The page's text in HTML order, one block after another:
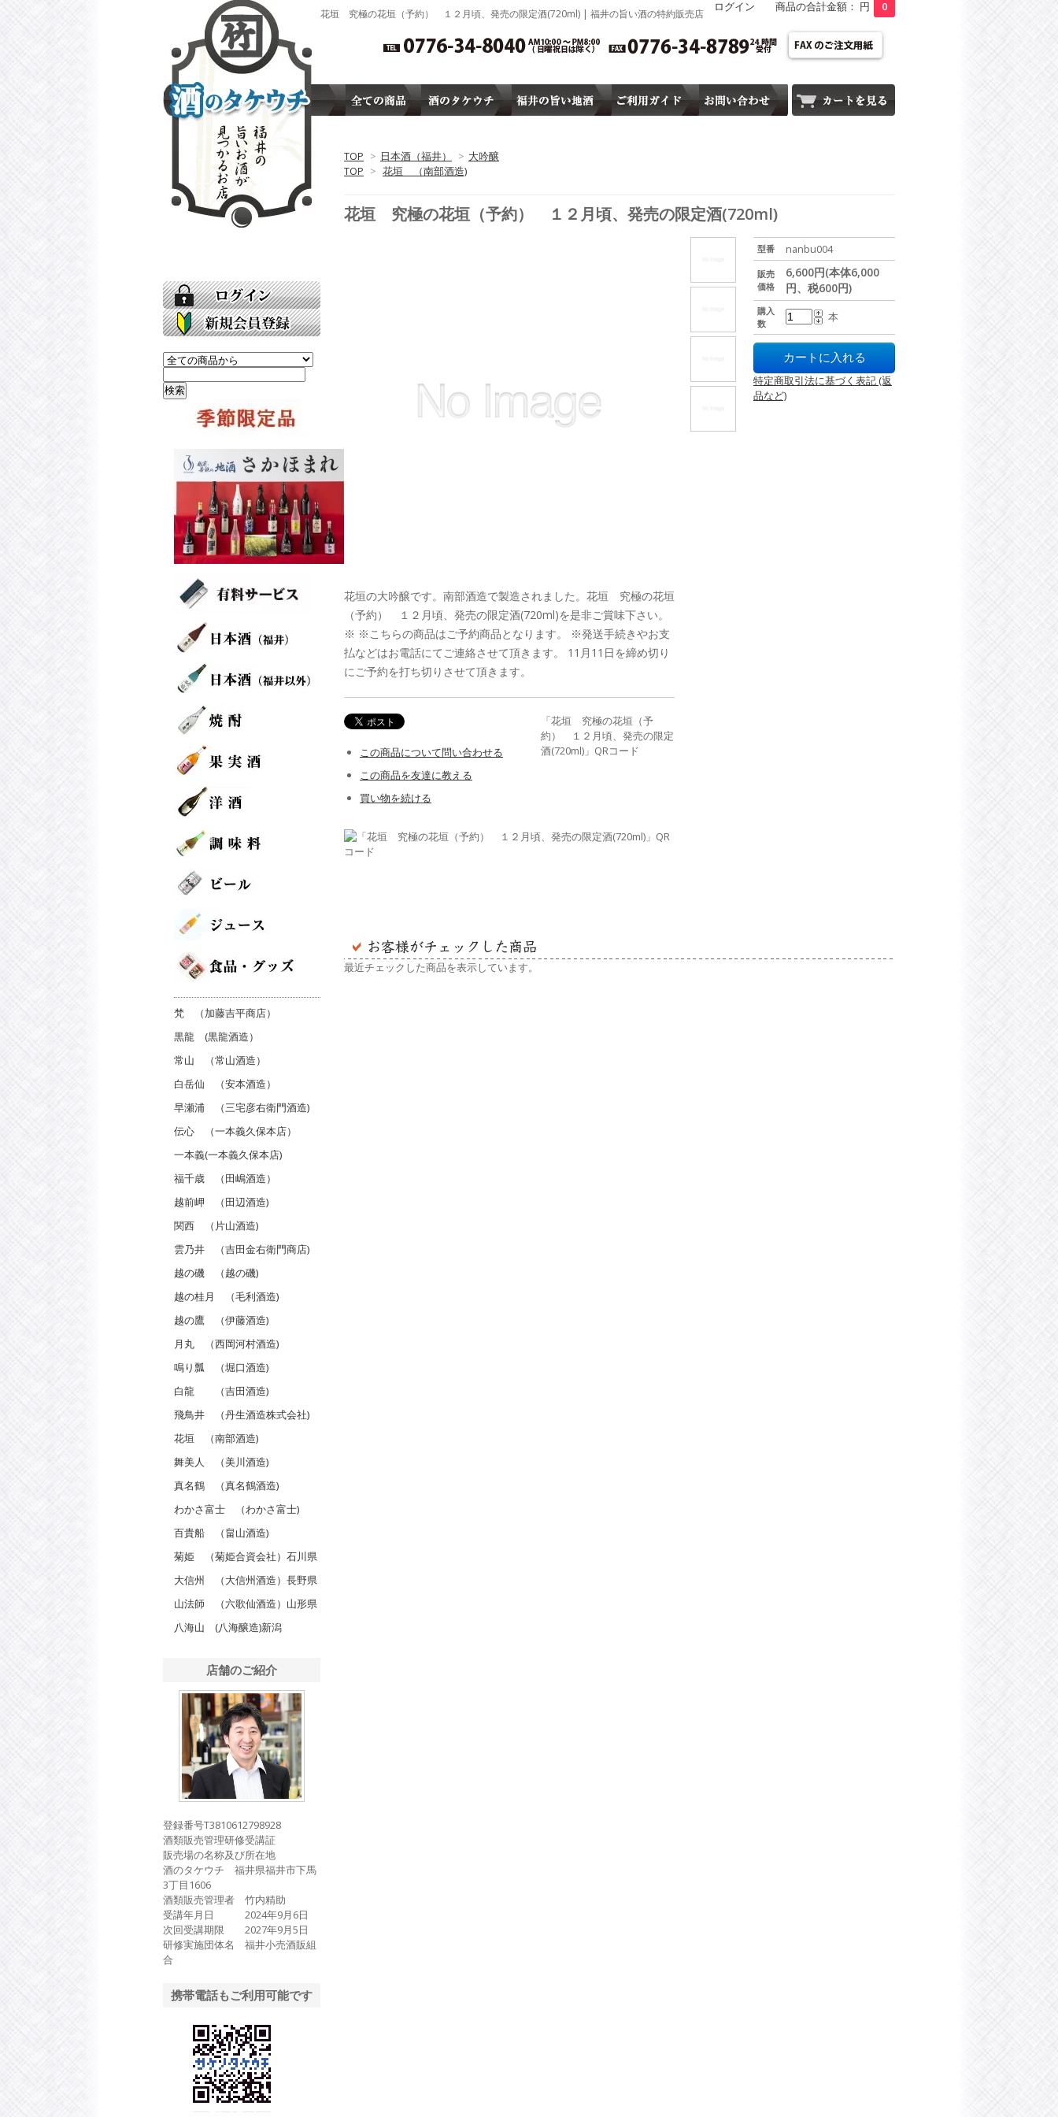
花垣 究極の花垣（予約） １２月頃、発売の限定酒(720ml) | 福井の旨い酒の特約販売店
「酒のタケウチ」
ログイン 商品の合計金額： 円 0
TOP > 日本酒（福井） > 大吟醸
TOP > 花垣 （南部酒造)
花垣 究極の花垣（予約） １２月頃、発売の限定酒(720ml)
型番 nanbu004
販売
価格
6,600円(本体6,000
円、税600円)
購入
数
本
特定商取引法に基づく表記 (返
品など)
花垣の大吟醸です。南部酒造で製造されました。花垣 究極の花垣
（予約） １２月頃、発売の限定酒(720ml)を是非ご賞味下さい。
※ ※こちらの商品はご予約商品となります。 ※発送手続きやお支
払などはお電話にてご連絡させて頂きます。 11月11日を締め切り
にご予約を打ち切りさせて頂きます。
この商品について問い合わせる
この商品を友達に教える
買い物を続ける
「花垣 究極の花垣（予
約） １２月頃、発売の限定
酒(720ml)」QRコード
最近チェックした商品を表示しています。
梵 （加藤吉平商店）
黒龍 (黒龍酒造）
常山 （常山酒造）
白岳仙 （安本酒造）
早瀬浦 （三宅彦右衛門酒造)
伝心 （一本義久保本店）
一本義(一本義久保本店)
福千歳 （田嶋酒造）
越前岬 （田辺酒造)
関西 （片山酒造)
雲乃井 （吉田金右衛門商店)
越の磯 （越の磯)
越の桂月 （毛利酒造)
越の鷹 （伊藤酒造)
月丸 （西岡河村酒造)
鳴り瓢 （堀口酒造)
白龍 （吉田酒造)
飛鳥井 （丹生酒造株式会社)
花垣 （南部酒造)
舞美人 （美川酒造)
真名鶴 （真名鶴酒造)
わかさ富士 （わかさ富士)
百貴船 （畠山酒造)
菊姫 （菊姫合資会社）石川県
大信州 （大信州酒造）長野県
山法師 （六歌仙酒造）山形県
八海山 (八海醸造)新潟
店舗のご紹介
登録番号T3810612798928
酒類販売管理研修受講証
販売場の名称及び所在地
酒のタケウチ 福井県福井市下馬
3丁目1606
酒類販売管理者 竹内精助
受講年月日 2024年9月6日
次回受講期限 2027年9月5日
研修実施団体名 福井小売酒販組
合
携帯電話もご利用可能です